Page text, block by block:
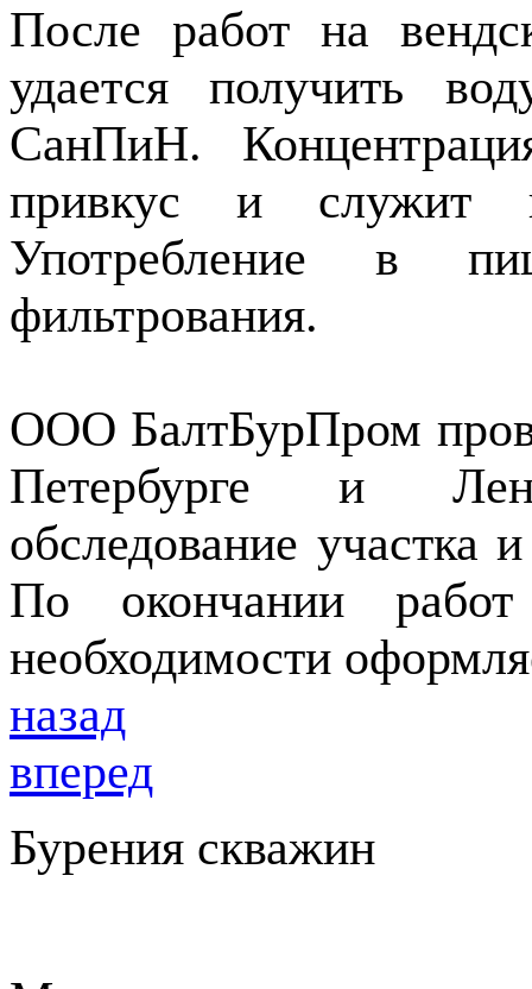
После работ на
удается получить
СанПиН.
привкус и служит
Употребление в
фильтрования.
ООО БалтБурПром
Петербурге и
обследование участка
По окончании
необходимости
назад
вперед
Бурения скважин